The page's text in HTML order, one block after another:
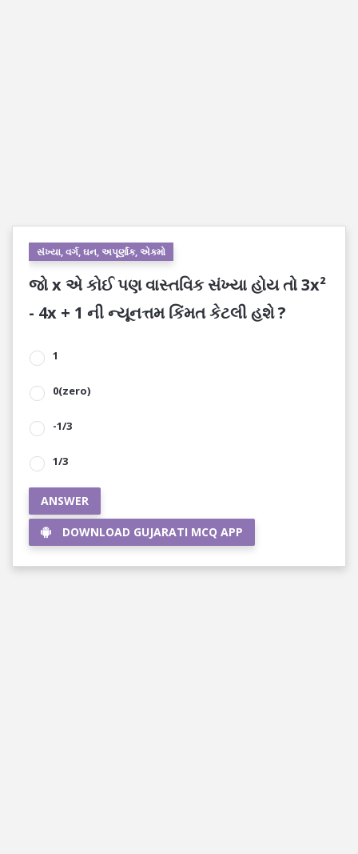
સંખ્યા, વર્ગ, ઘન, અપૂર્ણાંક, એકમો
જો x એ કોઈ પણ વાસ્તવિક સંખ્યા હોય તો 3x²
- 4x + 1 ની ન્યૂનત્તમ કિંમત કેટલી હશે ?
1
0(zero)
-1/3
1/3
ANSWER
DOWNLOAD GUJARATI MCQ APP